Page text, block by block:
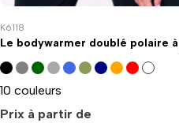
K6118
Le bodywarmer doublé polaire
10 couleurs
Prix à partir de